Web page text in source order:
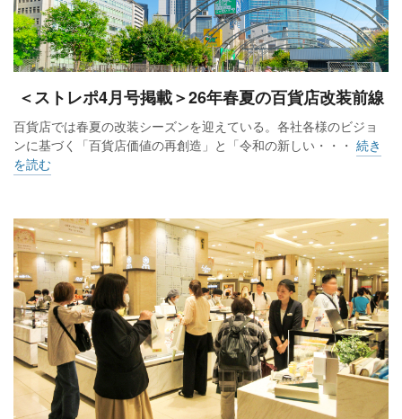
＜ストレポ4月号掲載＞26年春夏の百貨店改装前線
百貨店では春夏の改装シーズンを迎えている。各社各様のビジョ
ンに基づく「百貨店価値の再創造」と「令和の新しい・・・ 続き
を読む